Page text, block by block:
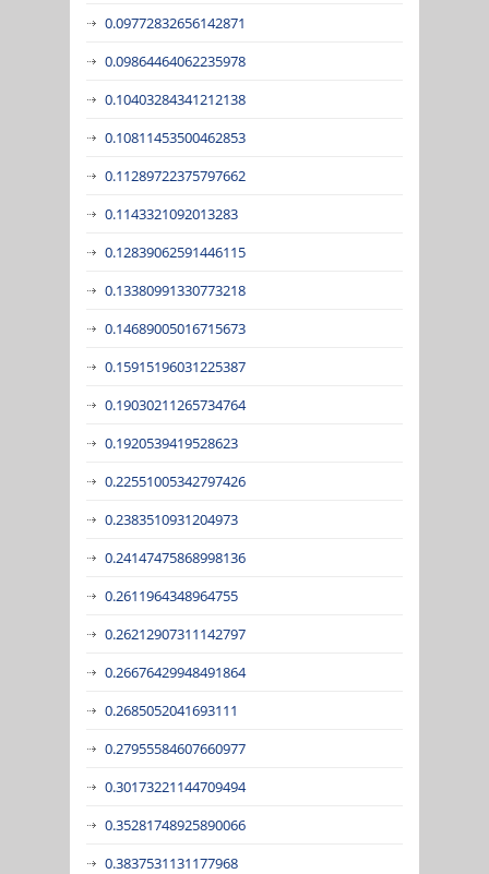
0.09772832656142871
0.09864464062235978
0.10403284341212138
0.10811453500462853
0.11289722375797662
0.1143321092013283
0.12839062591446115
0.13380991330773218
0.14689005016715673
0.15915196031225387
0.19030211265734764
0.1920539419528623
0.22551005342797426
0.2383510931204973
0.24147475868998136
0.2611964348964755
0.26212907311142797
0.26676429948491864
0.2685052041693111
0.27955584607660977
0.30173221144709494
0.35281748925890066
0.3837531131177968